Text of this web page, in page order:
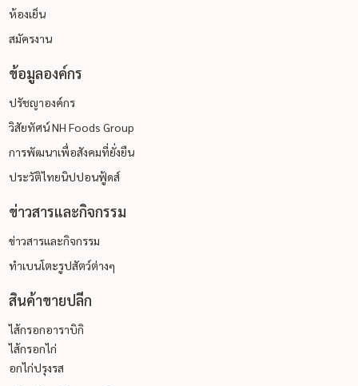
ห้องเย็น
สมัครงาน
ข้อมูลองค์กร
ปรัชญาองค์กร
วิสัยทัศน์ NH Foods Group
การพัฒนาเพื่อสังคมที่ยั่งยืน
ประวัติไทยนิปปอนฟู้ดส์
ข่าวสารและกิจกรรม
ข่าวสารและกิจกรรม
ทำเบนโตะรูปสัตว์ต่างๆ
สินค้าขายปลีก
ไส้กรอกอาราบิกิ
ไส้กรอกไก่
อกไก่ปรุงรส